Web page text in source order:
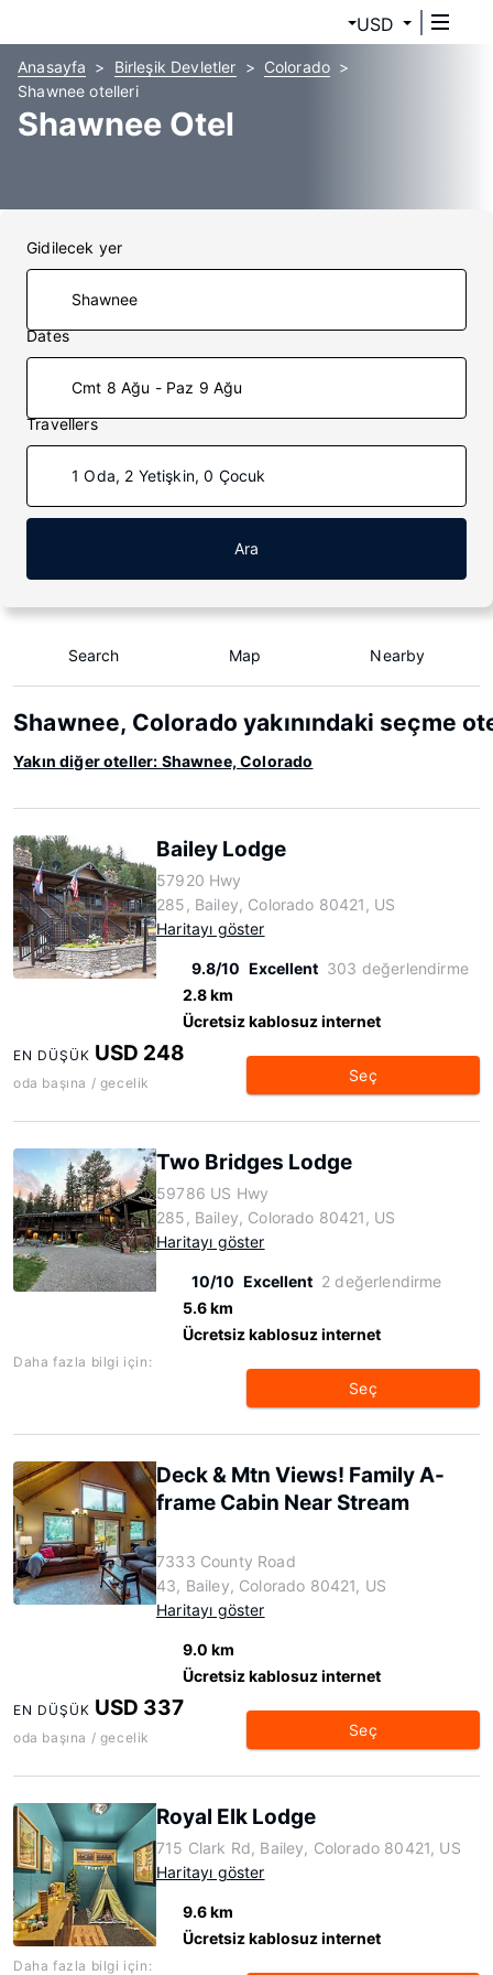
USD
Anasayfa Birleşik Devletler
Colorado
Shawnee otelleri
Shawnee Otel
Gidilecek yer
Dates
Cmt 8 Ağu - Paz 9 Ağu
Travellers
1 Oda, 2 Yetişkin, 0 Çocuk
Ara
Search Map Nearby
Shawnee, Colorado yakınındaki seçme
Yakın diğer oteller: Shawnee, Colorado
Bailey Lodge
57920 Hwy
285, Bailey, Colorado 80421, US
Haritayı göster
9.8/10 Excellent 303 değerlendirme
2.8 km
Ücretsiz kablosuz internet
EN DÜŞÜK USD 248
oda başına / gecelik Seç
Two Bridges Lodge
59786 US Hwy
285, Bailey, Colorado 80421, US
Haritayı göster
10/10 Excellent 2 değerlendirme
5.6 km
Ücretsiz kablosuz internet
Daha fazla bilgi için:
Seç
Deck & Mtn Views! Family A-
frame Cabin Near Stream
7333 County Road
43, Bailey, Colorado 80421, US
Haritayı göster
9.0 km
Ücretsiz kablosuz internet
EN DÜŞÜK USD 337
oda başına / gecelik Seç
Royal Elk Lodge
715 Clark Rd, Bailey, Colorado 80421, US
Haritayı göster
9.6 km
Ücretsiz kablosuz internet
Daha fazla bilgi için: